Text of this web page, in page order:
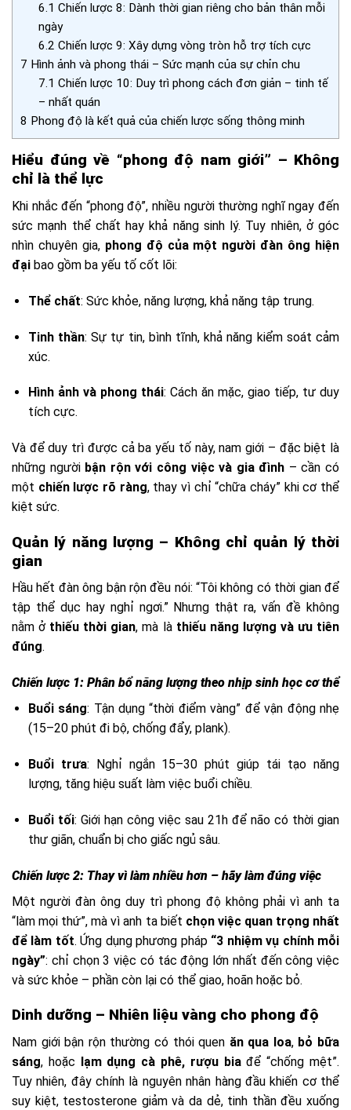
6.1 Chiến lược 8: Dành thời gian riêng cho bản thân mỗi
ngày
6.2 Chiến lược 9: Xây dựng vòng tròn hỗ trợ tích cực
7 Hình ảnh và phong thái – Sức mạnh của sự chỉn chu
7.1 Chiến lược 10: Duy trì phong cách đơn giản – tinh tế
– nhất quán
8 Phong độ là kết quả của chiến lược sống thông minh
Hiểu đúng về “phong độ nam giới” – Không
chỉ là thể lực
Khi nhắc đến “phong độ”, nhiều người thường nghĩ ngay đến
sức mạnh thể chất hay khả năng sinh lý. Tuy nhiên, ở góc
nhìn chuyên gia, phong độ của một người đàn ông hiện
đại bao gồm ba yếu tố cốt lõi:
Thể chất: Sức khỏe, năng lượng, khả năng tập trung.
Tinh thần: Sự tự tin, bình tĩnh, khả năng kiểm soát cảm
xúc.
Hình ảnh và phong thái: Cách ăn mặc, giao tiếp, tư duy
tích cực.
Và để duy trì được cả ba yếu tố này, nam giới – đặc biệt là
những người bận rộn với công việc và gia đình – cần có
một chiến lược rõ ràng, thay vì chỉ “chữa cháy” khi cơ thể
kiệt sức.
Quản lý năng lượng – Không chỉ quản lý thời
gian
Hầu hết đàn ông bận rộn đều nói: “Tôi không có thời gian để
tập thể dục hay nghỉ ngơi.” Nhưng thật ra, vấn đề không
nằm ở thiếu thời gian, mà là thiếu năng lượng và ưu tiên
đúng.
Chiến lược 1: Phân bổ năng lượng theo nhịp sinh học cơ thể
Buổi sáng: Tận dụng “thời điểm vàng” để vận động nhẹ
(15–20 phút đi bộ, chống đẩy, plank).
Buổi trưa: Nghỉ ngắn 15–30 phút giúp tái tạo năng
lượng, tăng hiệu suất làm việc buổi chiều.
Buổi tối: Giới hạn công việc sau 21h để não có thời gian
thư giãn, chuẩn bị cho giấc ngủ sâu.
Chiến lược 2: Thay vì làm nhiều hơn – hãy làm đúng việc
Một người đàn ông duy trì phong độ không phải vì anh ta
“làm mọi thứ”, mà vì anh ta biết chọn việc quan trọng nhất
để làm tốt. Ứng dụng phương pháp “3 nhiệm vụ chính mỗi
ngày”: chỉ chọn 3 việc có tác động lớn nhất đến công việc
và sức khỏe – phần còn lại có thể giao, hoãn hoặc bỏ.
Dinh dưỡng – Nhiên liệu vàng cho phong độ
Nam giới bận rộn thường có thói quen ăn qua loa, bỏ bữa
sáng, hoặc lạm dụng cà phê, rượu biađể “chống mệt”.
Tuy nhiên, đây chính là nguyên nhân hàng đầu khiến cơ thể
suy kiệt, testosterone giảm và da dẻ, tinh thần đều xuống